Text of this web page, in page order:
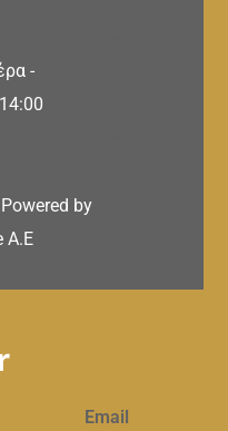
-
Powered by
A.E